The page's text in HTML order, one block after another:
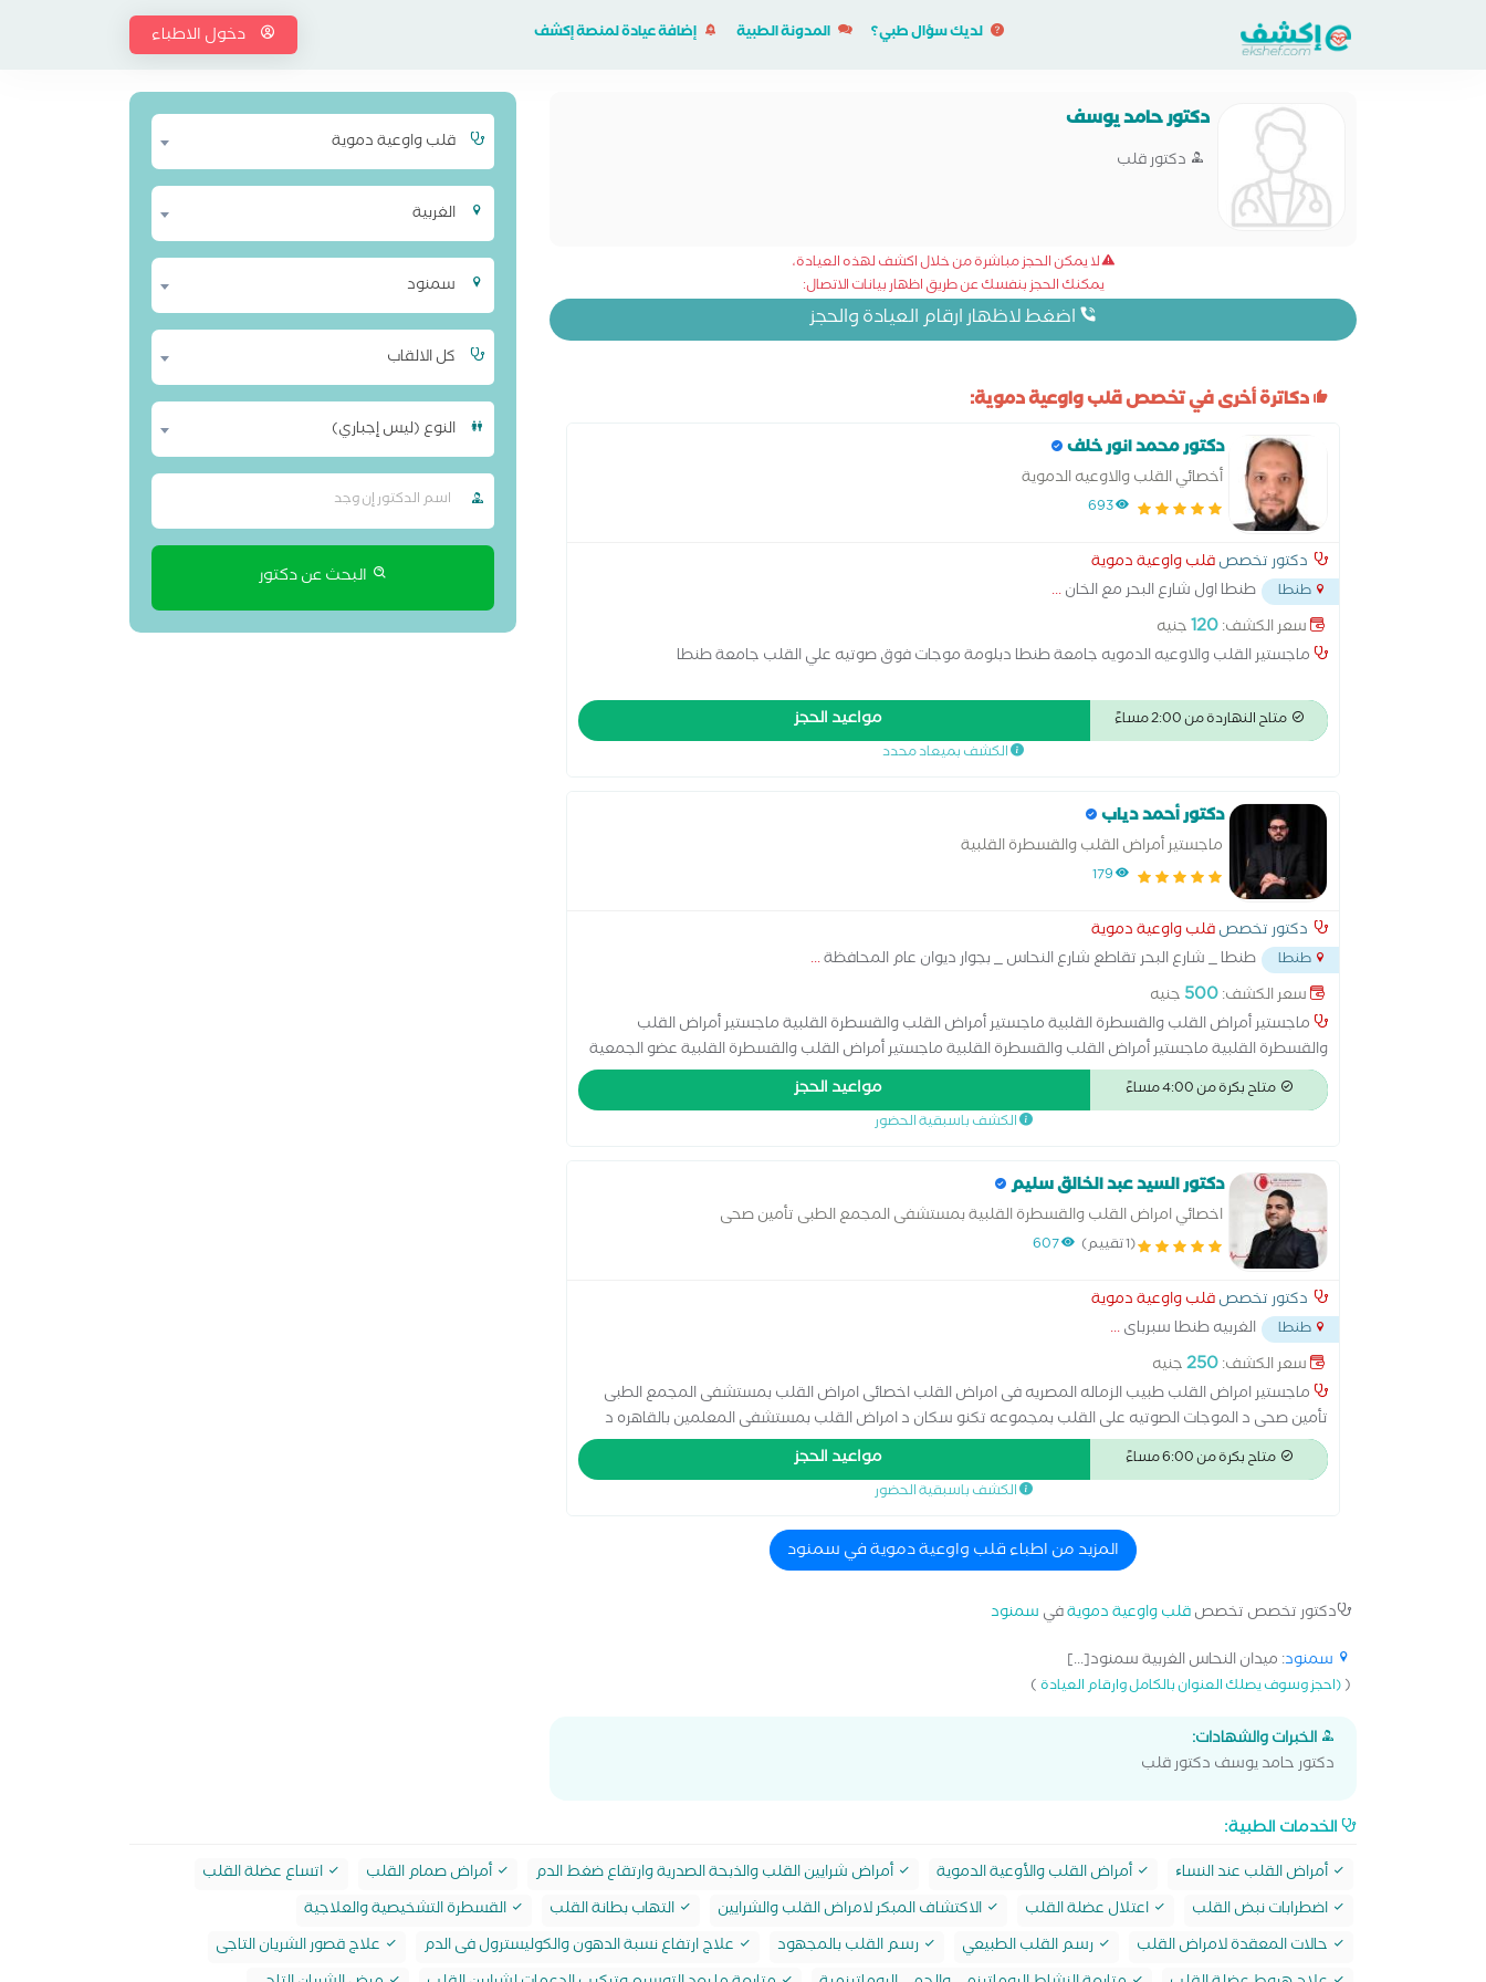
لديك سؤال طبي؟ المدونة الطبية إضافة عيادة لمنصة إكشف دخول الاطباء
دكتور حامد يوسف
دكتور قلب
لا يمكن الحجز مباشرة من خلال اكشف لهذه العيادة،
يمكنك الحجز بنفسك عن طريق اظهار بيانات الاتصال:
اضغط لاظهار ارقام العيادة والحجز
دكاترة أخرى في تخصص قلب واوعية دموية:
دكتور محمد انور خلف
أخصائي القلب والاوعيه الدموية
693
دكتور تخصصقلب واوعية دموية
طنطا طنطا اول شارع البحر مع الخان...
سعر الكشف:120جنيه
ماجستير القلب والاوعيه الدمويه جامعة طنطا دبلومة موجات فوق صوتيه علي القلب جامعة طنطا
متاح النهاردة من 2:00 مساءً مواعيد الحجز
الكشف بميعاد محدد
دكتور أحمد دياب
ماجستير أمراض القلب والقسطرة القلبية
179
دكتور تخصصقلب واوعية دموية
طنطا طنطا _ شارع البحر تقاطع شارع النحاس _ بجوار ديوان عام المحافظة...
سعر الكشف:500 جنيه
ماجستير أمراض القلب والقسطرة القلبية ماجستير أمراض القلب والقسطرة القلبية ماجستير أمراض القلب
والقسطرة القلبية ماجستير أمراض القلب والقسطرة القلبية ماجستير أمراض القلب والقسطرة القلبية عضو الجمعية
الأوروبية لأمراض القلب
متاح بكرة من 4:00 مساءً مواعيد الحجز
الكشف باسبقية الحضور
دكتور السيد عبد الخالق سليم
اخصائي امراض القلب والقسطرة القلبية بمستشفى المجمع الطبى تأمين صحى
(1 تقييم) 607
دكتور تخصصقلب واوعية دموية
طنطا الغربيه طنطا سبرباى...
سعر الكشف:250جنيه
ماجستير امراض القلب طبيب الزماله المصريه فى امراض القلب اخصائى امراض القلب بمستشفى المجمع الطبى
تأمين صحى د الموجات الصوتيه على القلب بمجموعه تكنو سكان د امراض القلب بمستشفى المعلمين بالقاهره د
امراض القلب بمستشفى المقطم التخصصى
متاح بكرة من 6:00 مساءً مواعيد الحجز
الكشف باسبقية الحضور
المزيد من اطباء قلب واوعية دموية في سمنود
دكتور تخصص تخصصقلب واوعية دمويةفي سمنود
سمنود: ميدان النحاس الغربية سمنود[...]
((احجز وسوف يصلك العنوان بالكامل وارقام العيادة)
الخبرات والشهادات:
دكتور حامد يوسف دكتور قلب
قلب واوعية دموية
الغربية
سمنود
كل الالقاب
النوع (ليس إجباري)
البحث عن دكتور
الخدمات الطبية:
أمراض القلب عند النساﺀ أمراض القلب والأوعية الدموية أمراض شرايين القلب والذبحة الصدرية وارتقاع ضغط الدم أمراض صمام القلب
اتساع عضلة القلب
اضطرابات نبض القلب
اعتلال عضلة القلب الاكتشاف المبكر لامراض القلب والشرايين التهاب بطانة القلب
القسطرة التشخيصية والعلاجية
حالات المعقدة لامراض القلب
رسم القلب الطبيعي رسم القلب بالمجهود علاج ارتفاع نسبة الدهون والكوليسترول فى الدم
علاج قصور الشريان التاجى